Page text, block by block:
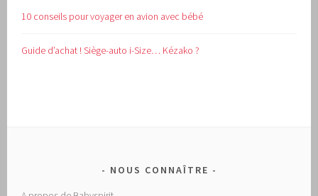
10 conseils pour voyager en avion avec bébé
Guide d’achat !Siège-auto i-Size… Kézako ?
NOUS CONNAÎTRE